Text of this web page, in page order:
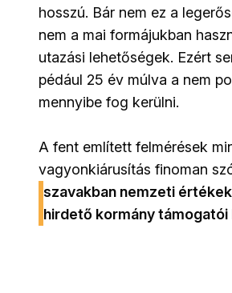
hosszú. Bár nem ez a
nem a mai formájukban
utazási lehetőségek. Ezért
pédául 25 év múlva a nem
mennyibe fog kerülni.
A fent említett felmérések
vagyonkiárusítás finoman
szavakban nemzeti
hirdető kormány